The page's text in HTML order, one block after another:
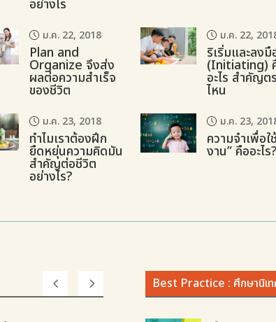
อย่างไร
ม.ค. 22, 2018
Plan and
Organize จึงส่ง
ผลต่อความสำเร็จ
ของชีวิต
ม.ค. 22,
ริเริ่มและลงมื
(Initiating)
อะไร สำคัญต
ไหน
ม.ค. 23, 2018
ทำไมเราต้องฝึก
ยืดหยุ่นความคิดมัน
สำคัญต่อชีวิต
อย่างไร?
ม.ค. 23,
ความจำเพื่อใ
งาน” คืออะไร?
Best Practice : ศึกษานิเ